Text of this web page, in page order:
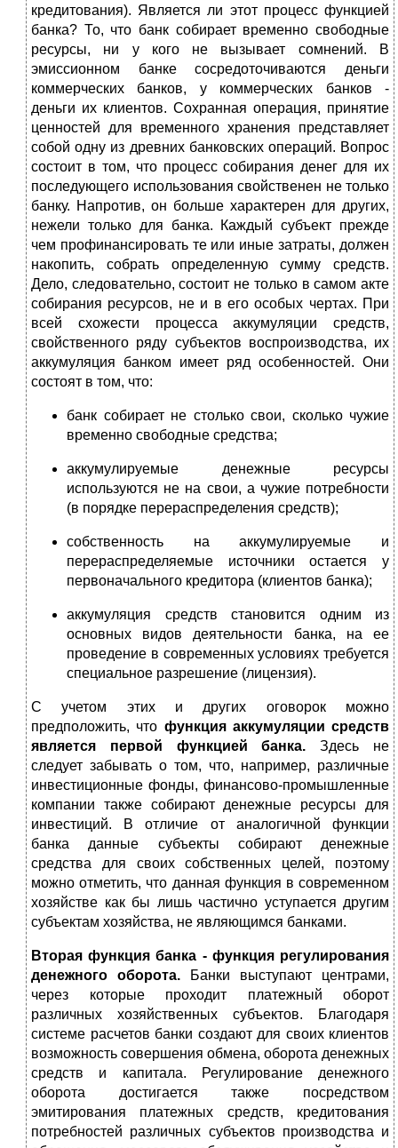
кредитования). Является ли этот процесс функцией
банка? То, что банк собирает временно свободные
ресурсы, ни у кого не вызывает сомнений. В
эмиссионном банке сосредоточиваются деньги
коммерческих банков, у коммерческих банков -
деньги их клиентов. Сохранная операция, принятие
ценностей для временного хранения представляет
собой одну из древних банковских операций. Вопрос
состоит в том, что процесс собирания денег для их
последующего использования свойственен не только
банку. Напротив, он больше характерен для других,
нежели только для банка. Каждый субъект прежде
чем профинансировать те или иные затраты, должен
накопить, собрать определенную сумму средств.
Дело, следовательно, состоит не только в самом акте
собирания ресурсов, не и в его особых чертах. При
всей схожести процесса аккумуляции средств,
свойственного ряду субъектов воспроизводства, их
аккумуляция банком имеет ряд особенностей. Они
состоят в том, что:
банк собирает не столько свои, сколько чужие
временно свободные средства;
аккумулируемые денежные ресурсы
используются не на свои, а чужие потребности
(в порядке перераспределения средств);
собственность на аккумулируемые и
перераспределяемые источники остается у
первоначального кредитора (клиентов банка);
аккумуляция средств становится одним из
основных видов деятельности банка, на ее
проведение в современных условиях требуется
специальное разрешение (лицензия).
С учетом этих и других оговорок можно
предположить, что функция аккумуляции средств
является первой функцией банка.Здесь не
следует забывать о том, что, например, различные
инвестиционные фонды, финансово-промышленные
компании также собирают денежные ресурсы для
инвестиций. В отличие от аналогичной функции
банка данные субъекты собирают денежные
средства для своих собственных целей, поэтому
можно отметить, что данная функция в современном
хозяйстве как бы лишь частично уступается другим
субъектам хозяйства, не являющимся банками.
Вторая функция банка - функция регулирования
денежного оборота.
Банки выступают центрами,
через которые проходит платежный оборот
различных хозяйственных субъектов. Благодаря
системе расчетов банки создают для своих клиентов
возможность совершения обмена, оборота денежных
средств и капитала. Регулирование денежного
оборота достигается также посредством
эмитирования платежных средств, кредитования
потребностей различных субъектов производства и